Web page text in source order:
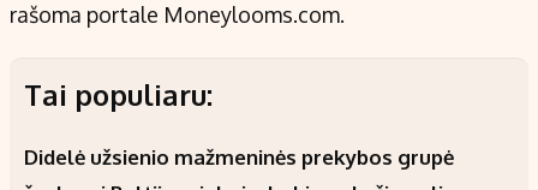
rašoma portale Moneylooms.com.
Tai populiaru:
Didelė užsienio mažmeninės prekybos grupė